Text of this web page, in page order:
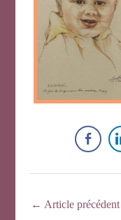
← Article précédent